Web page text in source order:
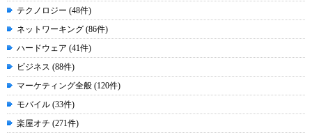
テクノロジー (48件)
ネットワーキング (86件)
ハードウェア (41件)
ビジネス (88件)
マーケティング全般 (120件)
モバイル (33件)
楽屋オチ (271件)